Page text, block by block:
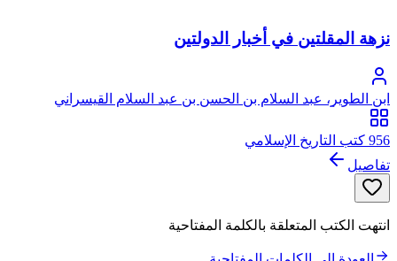
نزهة المقلتين في أخبار الدولتين
ابن الطوير، عبد السلام بن الحسن بن عبد السلام القيسراني
المرتضى أبو محمد
956 كتب التاريخ الإسلامي
تفاصيل
انتهت الكتب المتعلقة بالكلمة المفتاحية